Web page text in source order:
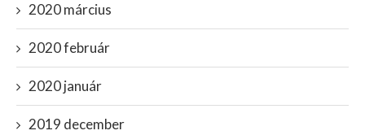
2020 március
2020 február
2020 január
2019 december